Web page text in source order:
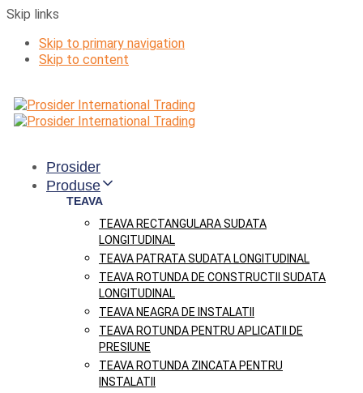
Skip links
Skip to primary navigation
Skip to content
Prosider
Produse
TEAVA
TEAVA RECTANGULARA SUDATA
LONGITUDINAL
TEAVA PATRATA SUDATA LONGITUDINAL
TEAVA ROTUNDA DE CONSTRUCTII SUDATA
LONGITUDINAL
TEAVA NEAGRA DE INSTALATII
TEAVA ROTUNDA PENTRU APLICATII DE
PRESIUNE
TEAVA ROTUNDA ZINCATA PENTRU
INSTALATII